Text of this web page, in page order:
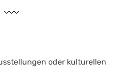
oder kulturellen